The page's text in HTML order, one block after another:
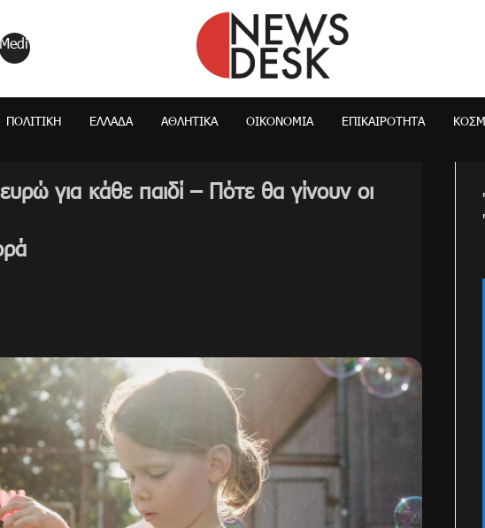
Medi
a
NewsDesk
ΠΟΛΙΤΙΚΉ ΕΛΛΆΔΑ ΑΘΛΗΤΙΚΑ ΟΙΚΟΝΟΜΊΑ ΕΠΙΚΑΙΡΌΤΗΤΑ
για κάθε παιδί – Πότε θα γίνουν οι